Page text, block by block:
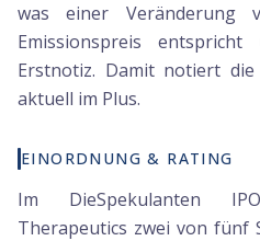
was einer Veränderung
Emissionspreis
Erstnotiz. Damit notiert die
aktuell im Plus.
EINORDNUNG & RATING
Im DieSpekulanten
Therapeutics zwei von fünf